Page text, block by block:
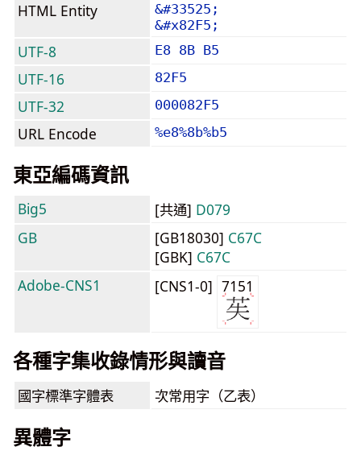
HTML Entity
&#33525;
&#x82F5;
UTF-8 E8 8B B5
UTF-16 82F5
UTF-32 000082F5
URL Encode %e8%8b%b5
東亞編碼資訊
Big5 [共通] D079
GB
[GB18030] C67C
[GBK] C67C
Adobe-CNS1
[CNS1-0] 7151
各種字集收錄情形與讀音
國字標準字體表 次常用字（乙表）
異體字